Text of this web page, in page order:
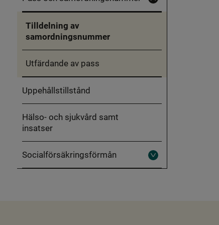
Fäll
in
Tilldelning av
samordningsnummer
Utfärdande av pass
Uppehållstillstånd
Hälso- och sjukvård samt
insatser
Socialförsäkringsförmån
Fäll
ut